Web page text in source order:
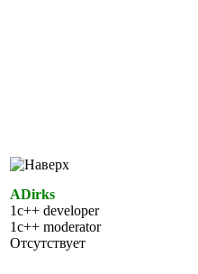
ADirks
1c++ developer
1c++ moderator
Отсутствует